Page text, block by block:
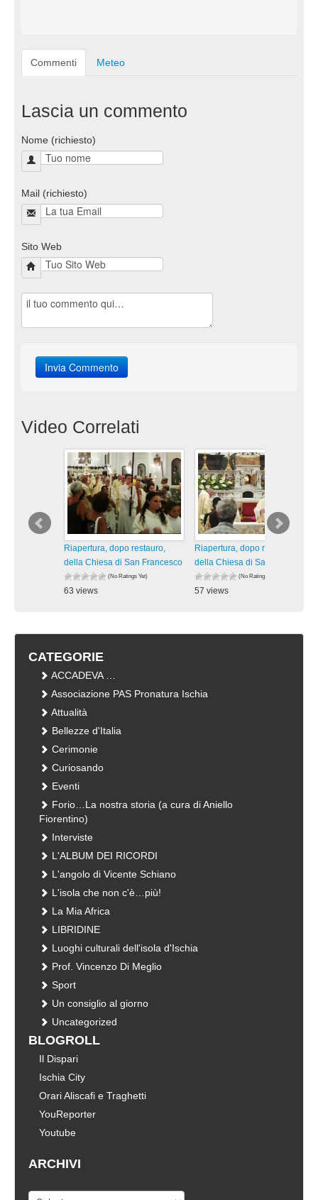
Commenti Meteo
Lascia un commento
Nome (richiesto)
Mail (richiesto)
Sito Web
Video Correlati
Riapertura, dopo restauro,
della Chiesa di San Francesco
(No Ratings Yet)
63 views
Riapertura, dopo restauro,
della Chiesa di San Francesco
(No Ratings Yet)
57 views
CATEGORIE
ACCADEVA …
Associazione PAS Pronatura Ischia
Attualità
Bellezze d'Italia
Cerimonie
Curiosando
Eventi
Forio…La nostra storia (a cura di Aniello
Fiorentino)
Interviste
L'ALBUM DEI RICORDI
L'angolo di Vicente Schiano
L'isola che non c'è…più!
La Mia Africa
LIBRIDINE
Luoghi culturali dell'isola d'Ischia
Prof. Vincenzo Di Meglio
Sport
Un consiglio al giorno
Uncategorized
BLOGROLL
Il Dispari
Ischia City
Orari Aliscafi e Traghetti
YouReporter
Youtube
ARCHIVI